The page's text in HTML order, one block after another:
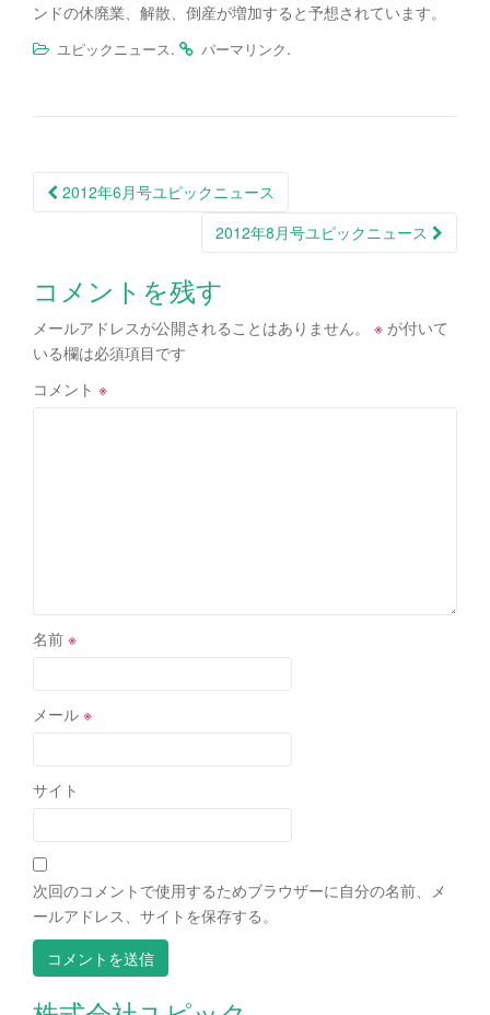
ンドの休廃業、解散、倒産が増加すると予想されています。
ユピックニュース. パーマリンク.
投
ビ
ゲ
ー
シ
2012年6月号ユピックニュース
2012年8月号ユピックニュース
コメントを残す
メールアドレスが公開されることはありません。 ※ が付いて
いる欄は必須項目です
コメント ※
名前 ※
メール ※
サイト
次回のコメントで使用するためブラウザーに自分の名前、メ
ールアドレス、サイトを保存する。